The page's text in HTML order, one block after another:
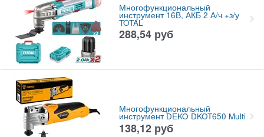
Многофункциональный
инструмент 16В, АКБ 2 А/ч +з/у
TOTAL
288,54 руб
Многофункциональный
инструмент DEKO DKOT650 Multi
138,12 руб